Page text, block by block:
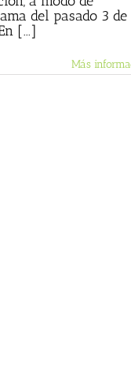
del pasado 3 de
[...]
Más